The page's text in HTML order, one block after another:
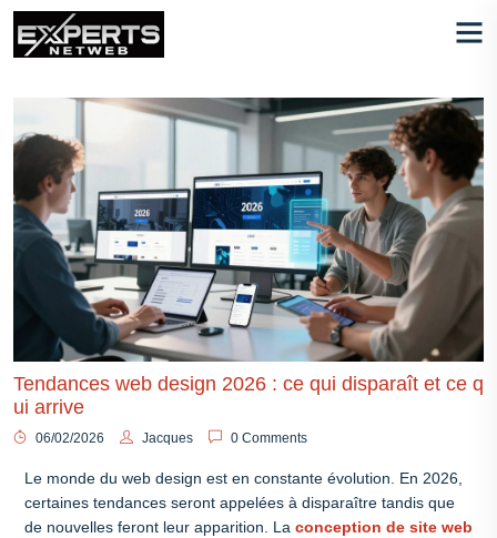
Tendances web design 2026 : ce qui disparaît et ce q
ui arrive
06/02/2026 Jacques 0 Comments
Le monde du web design est en constante évolution. En 2026,
certaines tendances seront appelées à disparaître tandis que
de nouvelles feront leur apparition. La conception de site web